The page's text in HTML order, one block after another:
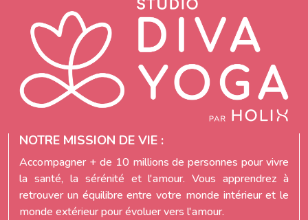
NOTRE MISSION DE VIE :
Accompagner + de 10 millions de personnes pour vivre
la santé, la sérénité et l'amour. Vous apprendrez à
retrouver un équilibre entre votre monde intérieur et le
monde extérieur pour évoluer vers l'amour.